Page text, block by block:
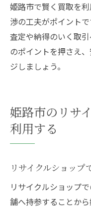
姫路市で賢く買取を
渉の工夫がポイント
査定や納得のいく取
のポイントを押さえ
ジしましょう。
姫路市のリサ
利用する
リサイクルショップ
リサイクルショップ
舗へ持参することか